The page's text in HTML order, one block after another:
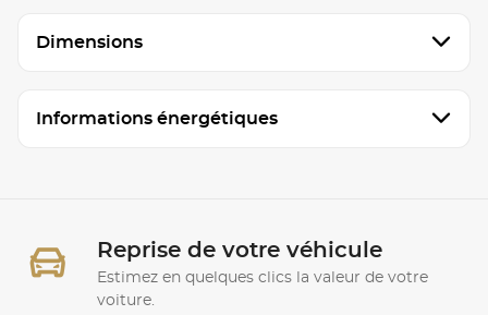
Dimensions
Informations énergétiques
Reprise de votre véhicule
Estimez en quelques clics la valeur de votre
voiture.